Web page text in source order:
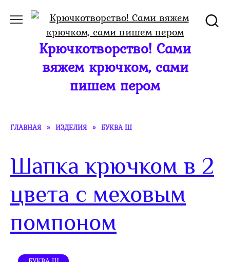
Перейти
содержанию
Крючкотворство! Сами
вяжем крючком, сами
пишем пером
ГЛАВНАЯ » ИЗДЕЛИЯ » БУКВА Ш
Шапка крючком в 2
цвета с меховым
помпоном